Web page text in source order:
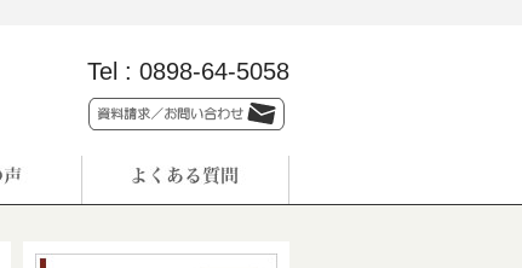
Tel : 0898-64-5058